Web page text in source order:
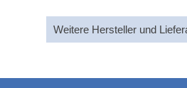
Weitere Hersteller und